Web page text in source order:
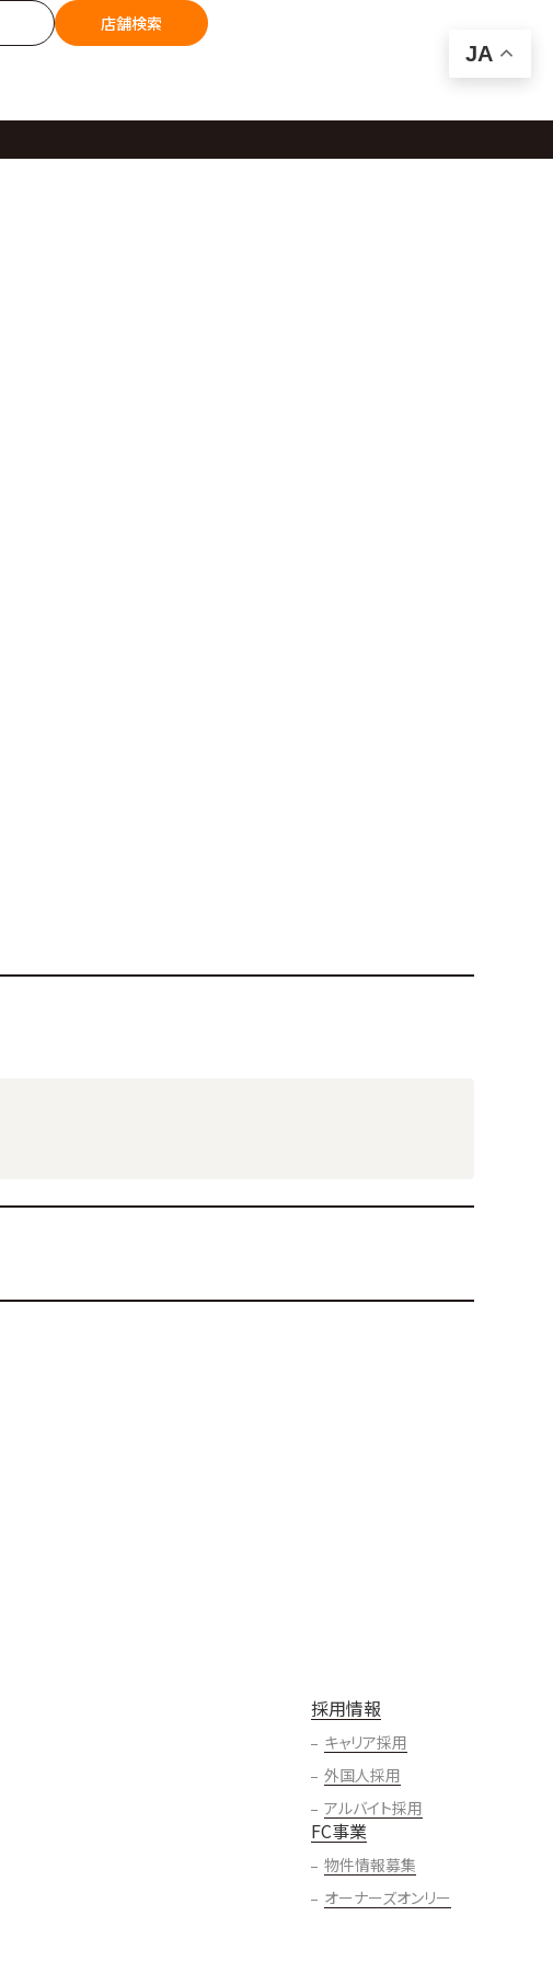
店舗検索
採用情報
キャリア採用
外国人採用
アルバイト採用
FC事業
物件情報募集
オーナーズオンリー
JA